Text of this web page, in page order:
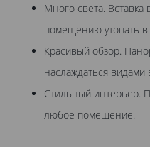
Много света. Вставка
помещению утопать в
Красивый обзор.
наслаждаться видами
Стильный интерьер.
любое помещение.